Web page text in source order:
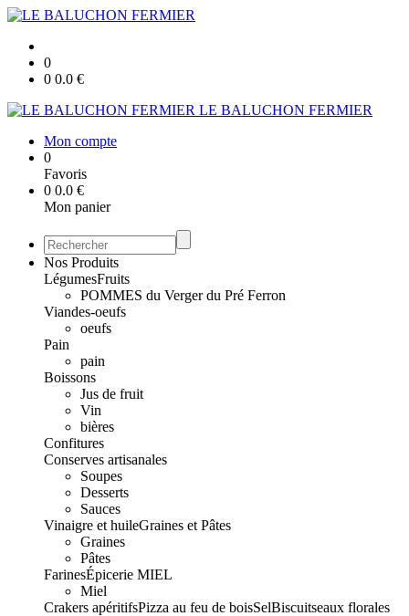
0
0 0.0 €
LE BALUCHON FERMIER
Mon compte
0
Favoris
0 0.0 €
Mon panier
Nos Produits
LégumesFruits
POMMES du Verger du Pré Ferron
Viandes-oeufs
oeufs
Pain
pain
Boissons
Jus de fruit
Vin
bières
Confitures
Conserves artisanales
Soupes
Desserts
Sauces
Vinaigre et huileGraines et Pâtes
Graines
Pâtes
FarinesÉpicerie MIEL
Miel
Crakers apéritifsPizza au feu de boisSelBiscuitseaux florales